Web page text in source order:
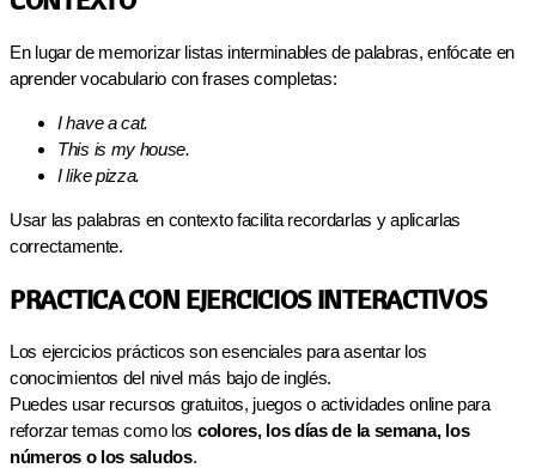
En lugar de memorizar listas interminables de palabras, enfócate en
aprender vocabulario con frases completas:
I have a cat.
This is my house.
I like pizza.
Usar las palabras en contexto facilita recordarlas y aplicarlas
correctamente.
PRACTICA CON EJERCICIOS INTERACTIVOS
Los ejercicios prácticos son esenciales para asentar los
conocimientos del nivel más bajo de inglés.
Puedes usar recursos gratuitos, juegos o actividades online para
reforzar temas como los colores, los días de la semana, los
números o los saludos.